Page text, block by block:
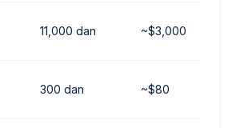
11,000 dan ~$3,000
300 dan ~$80